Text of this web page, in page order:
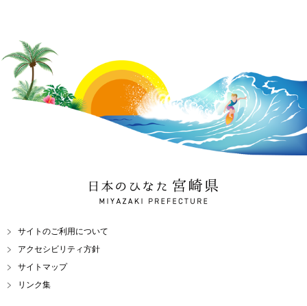
日本のひなた 宮崎県
MIYAZAKI PREFECTURE
サイトのご利用について
アクセシビリティ方針
サイトマップ
リンク集